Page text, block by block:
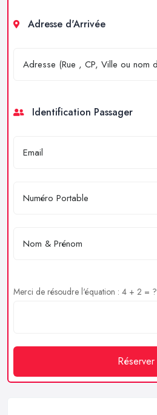
Adresse d'Arrivée
Identification Passager
Merci de résoudre l'équation : 4 + 2 = ?
Réserver